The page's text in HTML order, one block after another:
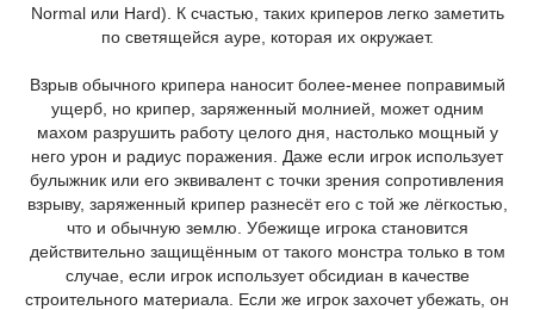
Normal или Hard). К счастью, таких криперов легко заметить
по светящейся ауре, которая их окружает.
Взрыв обычного крипера наносит более-менее поправимый
ущерб, но крипер, заряженный молнией, может одним
махом разрушить работу целого дня, настолько мощный у
него урон и радиус поражения. Даже если игрок использует
булыжник или его эквивалент с точки зрения сопротивления
взрыву, заряженный крипер разнесёт его с той же лёгкостью,
что и обычную землю. Убежище игрока становится
действительно защищённым от такого монстра только в том
случае, если игрок использует обсидиан в качестве
строительного материала. Если же игрок захочет убежать, он